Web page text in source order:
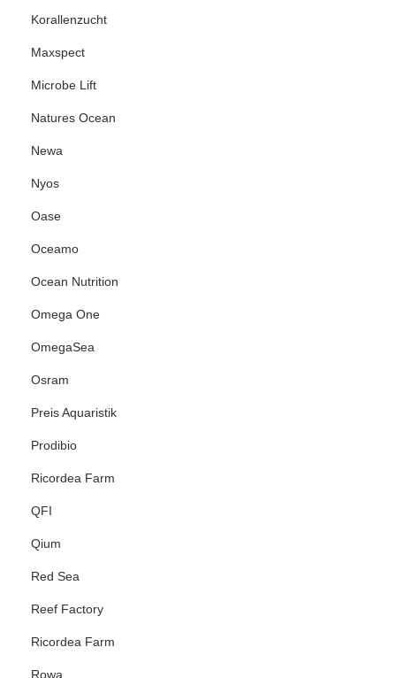
Korallenzucht
Maxspect
Microbe Lift
Natures Ocean
Newa
Nyos
Oase
Oceamo
Ocean Nutrition
Omega One
OmegaSea
Osram
Preis Aquaristik
Prodibio
Ricordea Farm
QFI
Qium
Red Sea
Reef Factory
Ricordea Farm
Rowa